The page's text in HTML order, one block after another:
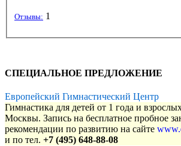
Отзывы: 1
СПЕЦИАЛЬНОЕ ПРЕДЛОЖЕНИЕ
Европейский Гимнастический Центр
Гимнастика для детей от 1 года и
Москвы. Запись на бесплатное пробное
рекомендации по развитию на сайте
и по тел. +7 (495) 648-88-08